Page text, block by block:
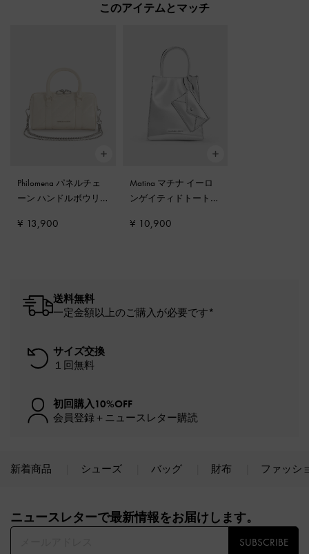
このアイテムとマッチ
Philomena パネルチェ
ーン ハンドルボウリ
¥ 13,900
Matina マチナ イーロ
ンゲイティドトートバ
¥ 10,900
送料無料
一定金額以上のご購入が必要です*
サイズ交換
１回無料
初回購入10%OFF
会員登録＋ニュースレター購読
新着商品 シューズ バッグ 財布 ファッシ
ニュースレターで最新情報をお届けします。​
SUBSCRIBE